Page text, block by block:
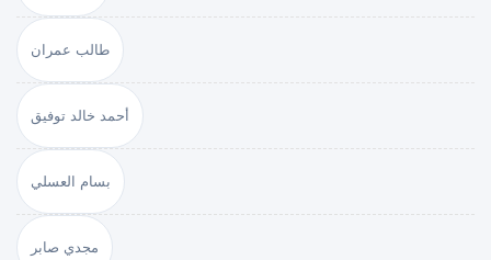
طالب عمران
أحمد خالد توفيق
بسام العسلي
مجدي صابر